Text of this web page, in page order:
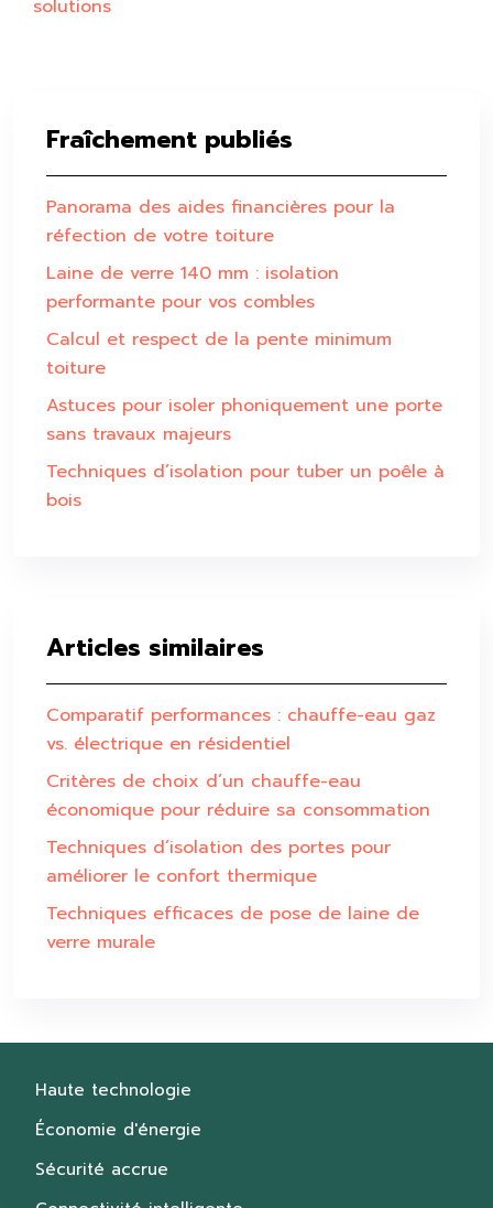
solutions
Fraîchement publiés
Panorama des aides financières pour la
réfection de votre toiture
Laine de verre 140 mm : isolation
performante pour vos combles
Calcul et respect de la pente minimum
toiture
Astuces pour isoler phoniquement une porte
sans travaux majeurs
Techniques d’isolation pour tuber un poêle à
bois
Articles similaires
Comparatif performances : chauffe-eau gaz
vs. électrique en résidentiel
Critères de choix d’un chauffe-eau
économique pour réduire sa consommation
Techniques d’isolation des portes pour
améliorer le confort thermique
Techniques efficaces de pose de laine de
verre murale
Haute technologie
Économie d'énergie
Sécurité accrue